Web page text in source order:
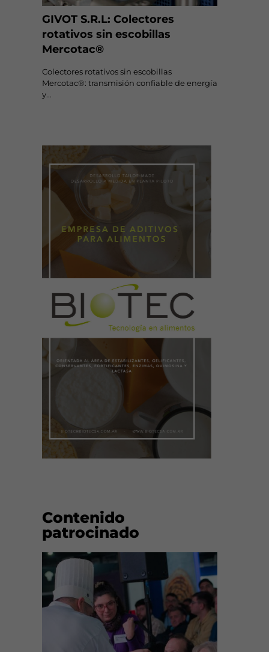
GIVOT S.R.L: Colectores
rotativos sin escobillas
Mercotac®
Colectores rotativos sin escobillas
Mercotac®: transmisión confiable de energía
y...
Contenido
patrocinado